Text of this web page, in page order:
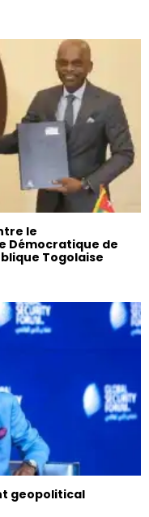
le
Démocratique de
Togolaise
geopolitical